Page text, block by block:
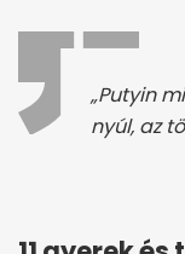
„Putyin
nyúl, az